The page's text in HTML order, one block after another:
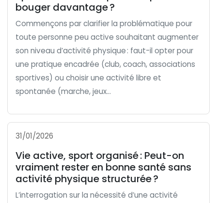
bouger davantage ?
Commençons par clarifier la problématique pour
toute personne peu active souhaitant augmenter
son niveau d’activité physique : faut-il opter pour
une pratique encadrée (club, coach, associations
sportives) ou choisir une activité libre et
spontanée (marche, jeux...
31/01/2026
Vie active, sport organisé : Peut-on
vraiment rester en bonne santé sans
activité physique structurée ?
L’interrogation sur la nécessité d’une activité